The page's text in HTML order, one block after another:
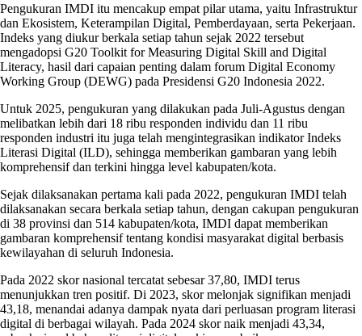
Pengukuran IMDI itu mencakup empat pilar utama, yaitu Infrastruktur
dan Ekosistem, Keterampilan Digital, Pemberdayaan, serta Pekerjaan.
Indeks yang diukur berkala setiap tahun sejak 2022 tersebut
mengadopsi G20 Toolkit for Measuring Digital Skill and Digital
Literacy, hasil dari capaian penting dalam forum Digital Economy
Working Group (DEWG) pada Presidensi G20 Indonesia 2022.
Untuk 2025, pengukuran yang dilakukan pada Juli-Agustus dengan
melibatkan lebih dari 18 ribu responden individu dan 11 ribu
responden industri itu juga telah mengintegrasikan indikator Indeks
Literasi Digital (ILD), sehingga memberikan gambaran yang lebih
komprehensif dan terkini hingga level kabupaten/kota.
Sejak dilaksanakan pertama kali pada 2022, pengukuran IMDI telah
dilaksanakan secara berkala setiap tahun, dengan cakupan pengukuran
di 38 provinsi dan 514 kabupaten/kota, IMDI dapat memberikan
gambaran komprehensif tentang kondisi masyarakat digital berbasis
kewilayahan di seluruh Indonesia.
Pada 2022 skor nasional tercatat sebesar 37,80, IMDI terus
menunjukkan tren positif. Di 2023, skor melonjak signifikan menjadi
43,18, menandai adanya dampak nyata dari perluasan program literasi
digital di berbagai wilayah. Pada 2024 skor naik menjadi 43,34,